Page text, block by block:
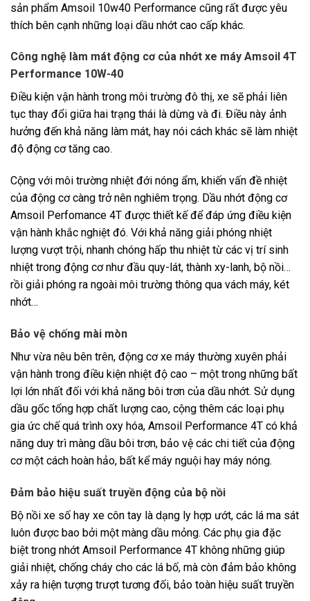
sản phẩm Amsoil 10w40 Performance cũng rất được yêu
thích bên cạnh những loại dầu nhớt cao cấp khác.
Công nghệ làm mát động cơ của nhớt xe máy Amsoil 4T
Performance 10W-40
Điều kiện vận hành trong môi trường đô thị, xe sẽ phải liên
tục thay đổi giữa hai trạng thái là dừng và đi. Điều này ảnh
hưởng đến khả năng làm mát, hay nói cách khác sẽ làm nhiệt
độ động cơ tăng cao.
Cộng với môi trường nhiệt đới nóng ẩm, khiến vấn đề nhiệt
của động cơ càng trở nên nghiêm trọng. Dầu nhớt động cơ
Amsoil Perfomance 4T được thiết kế để đáp ứng điều kiện
vận hành khắc nghiệt đó. Với khả năng giải phóng nhiệt
lượng vượt trội, nhanh chóng hấp thu nhiệt từ các vị trí sinh
nhiệt trong động cơ như đầu quy-lát, thành xy-lanh, bộ nồi…
rồi giải phóng ra ngoài môi trường thông qua vách máy, két
nhớt…
Bảo vệ chống mài mòn
Như vừa nêu bên trên, động cơ xe máy thường xuyên phải
vận hành trong điều kiện nhiệt độ cao – một trong những bất
lợi lớn nhất đối với khả năng bôi trơn của dầu nhớt. Sử dụng
dầu gốc tổng hợp chất lượng cao, cộng thêm các loại phụ
gia ức chế quá trình oxy hóa, Amsoil Performance 4T có khả
năng duy trì màng dầu bôi trơn, bảo vệ các chi tiết của động
cơ một cách hoàn hảo, bất kể máy nguội hay máy nóng.
Đảm bảo hiệu suất truyền động của bộ nồi
Bộ nồi xe số hay xe côn tay là dạng ly hợp ướt, các lá ma sát
luôn được bao bởi một màng dầu mỏng. Các phụ gia đặc
biệt trong nhớt Amsoil Performance 4T không những giúp
giải nhiệt, chống cháy cho các lá bố, mà còn đảm bảo không
xảy ra hiện tượng trượt tương đối, bảo toàn hiệu suất truyền